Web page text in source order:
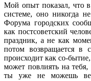
Мой опыт показал, что
системе, оно никогда
Форума городских
как постсоветский
праздник, а не как
потом возвращается в
происходит как со-
может повлиять на
ты уже не можешь